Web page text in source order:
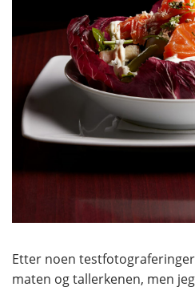
Etter noen
maten og tallerkenen, men